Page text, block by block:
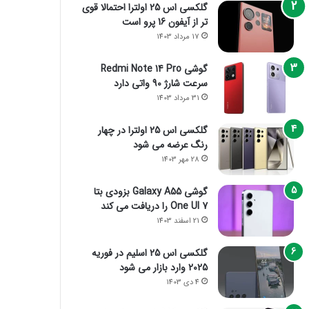
گلکسی اس 25 اولترا احتمالا قوی
تر از آیفون 16 پرو است
17 مرداد 1403
گوشی Redmi Note 14 Pro
سرعت شارژ 90 واتی دارد
31 مرداد 1403
گلکسی اس 25 اولترا در چهار
رنگ عرضه می شود
28 مهر 1403
گوشی Galaxy A55 بزودی بتا
One UI 7 را دریافت می کند
21 اسفند 1403
گلکسی اس 25 اسلیم در فوریه
2025 وارد بازار می شود
4 دی 1403